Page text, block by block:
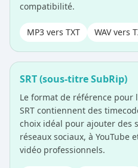
compatibilité.
MP3 vers TXT WAV vers
SRT (sous-titre SubRip)
Le format de référence pour
SRT contiennent des
choix idéal pour ajouter des
réseaux sociaux, à YouTube
vidéo professionnels.